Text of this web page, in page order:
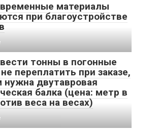
материалы
при благоустройстве
тонны в погонные
переплатить при заказе,
нужна двутавровая
балка (цена: метр в
веса на весах)